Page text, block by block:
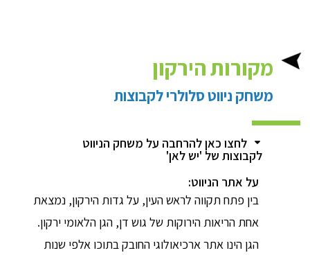
מקורות הירקון
משחק ניווט סלולרי לקבוצות
לחצו כאן להרחבה על משחק הניווט
לקבוצות של 'יש לאן'
על אתר הניווט:
בין פתח תקווה לראש העין, על גדות הירקון, נמצאת
אחת הריאות הירוקות של גוש דן, הגן הלאומי ירקון.
הגן הינו אתר ארכיאולוגי החובק בתוכו אלפי שנות